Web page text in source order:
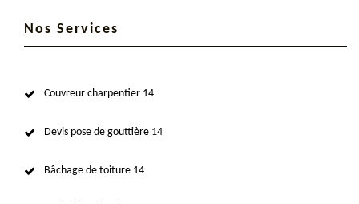
Nos Services
Couvreur charpentier 14
Devis pose de gouttière 14
Bâchage de toiture 14